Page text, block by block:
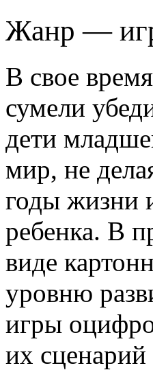
Жанр —
В свое
сумели
дети
мир, не
годы жизни
ребенка. В
виде
уровню
игры
их